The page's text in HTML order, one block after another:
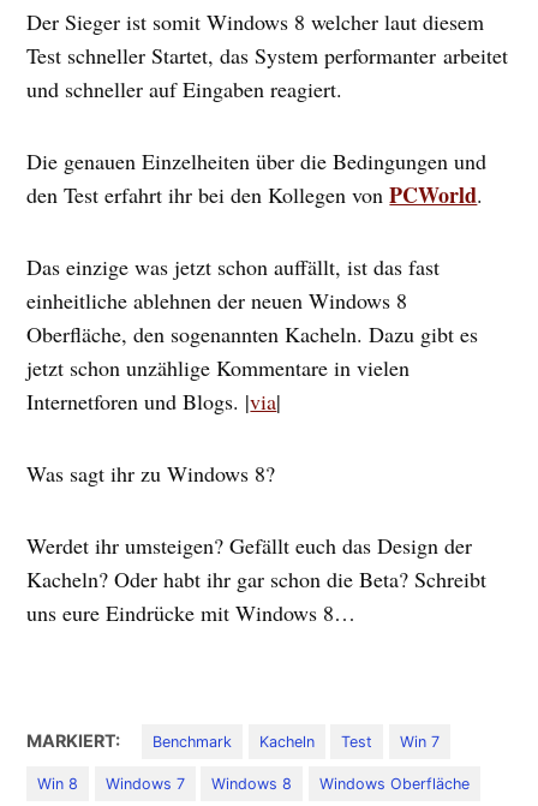
Der Sieger ist somit Windows 8 welcher laut diesem
Test schneller Startet, das System performanter arbeitet
und schneller auf Eingaben reagiert.
Die genauen Einzelheiten über die Bedingungen und
den Test erfahrt ihr bei den Kollegen vonPCWorld.
Das einzige was jetzt schon auffällt, ist das fast
einheitliche ablehnen der neuen Windows 8
Oberfläche, den sogenannten Kacheln. Dazu gibt es
jetzt schon unzählige Kommentare in vielen
Internetforen und Blogs. |via|
Was sagt ihr zu Windows 8?
Werdet ihr umsteigen? Gefällt euch das Design der
Kacheln? Oder habt ihr gar schon die Beta? Schreibt
uns eure Eindrücke mit Windows 8…
MARKIERT: Benchmark Kacheln Test Win 7
Win 8 Windows 7 Windows 8 Windows Oberfläche